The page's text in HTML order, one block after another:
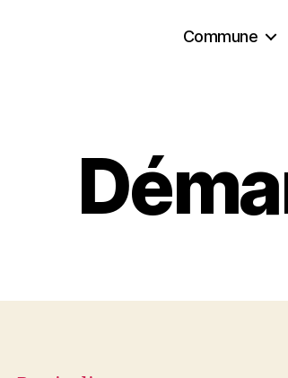
Commune